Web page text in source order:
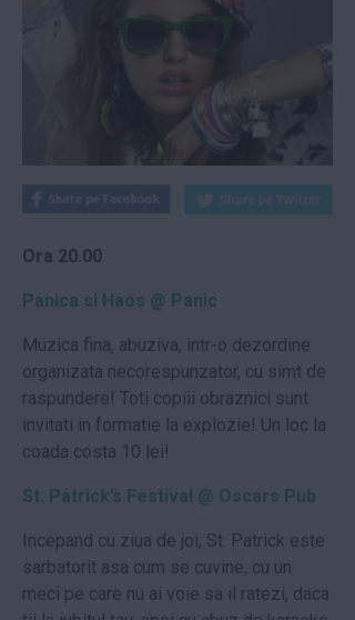
Ora 20.00
Panica si Haos @ Panic
Muzica fina, abuziva, intr-o dezordine
organizata necorespunzator, cu simt de
raspundere! Toti copiii obraznici sunt
invitati in formatie la explozie! Un loc la
coada costa 10 lei!
St. Patrick’s Festival @ Oscars Pub
Incepand cu ziua de joi, St. Patrick este
sarbatorit asa cum se cuvine, cu un
meci pe care nu ai voie sa il ratezi, daca